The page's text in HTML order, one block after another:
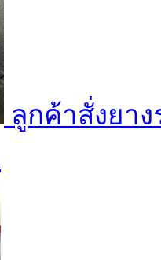
ลูกค้าสั่งยาง